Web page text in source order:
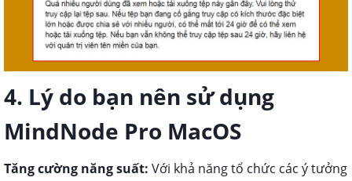
4. Lý do bạn nên sử dụng
MindNode Pro MacOS
Tăng cường năng suất: Với khả năng tổ chức các ý tưởng